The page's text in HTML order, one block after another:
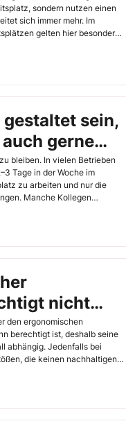
sondern nutzen einen
sich immer mehr. Im
gelten hier besondere
gestaltet sein,
gerne
kommen
bleiben. In vielen Betrieben
Tage in der Woche im
zu arbeiten und nur die
Manche Kollegen
nicht
den ergonomischen
berechtigt ist, deshalb seine
abhängig. Jedenfalls bei
die keinen nachhaltigen